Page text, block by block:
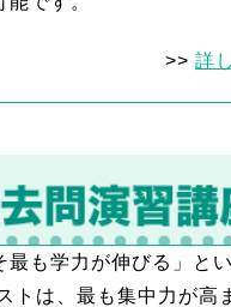
>>詳
最も学力が伸びる」と
トは、最も集中力が高